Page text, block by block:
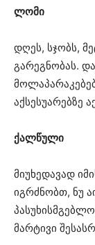
ლომი
დღეს, სჯობს,
გარეგნობას.
აქსესუარებზე
ქალწული
მიუხედავად
იგრძნობთ, ნუ
მარტივი